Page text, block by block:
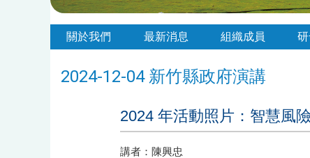
關於我們 最新消息 組織成員
2024-12-04 新竹縣政府演講
2024 年活動照片：智慧風
講者：陳興忠